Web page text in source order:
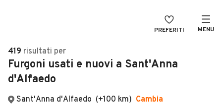
PREFERITI MENU
Auto
Auto usate
Auto Km 0
VENDI
MAGAZINE
ACCEDI
419 risultati per
Furgoni usati e nuovi a Sant'Anna
d'Alfaedo